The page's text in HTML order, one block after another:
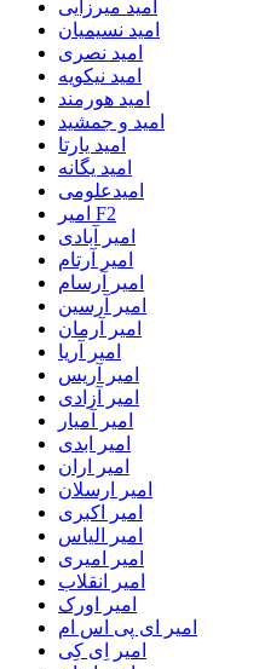
امید میرزایی
امید نسیمیان
امید نصری
امید نیکویه
امید هورمند
امید و جمشید
امید یارتا
امید یگانه
امیدعلومی
امیر F2
امیر آبادی
امیر آرتام
امیر آرسام
امیر آرسین
امیر آرمان
امیر آریا
امیر آریس
امیر آزادی
امیر آمیار
امیر ابدی
امیر اران
امیر ارسلان
امیر اکبری
امیر الیاس
امیر امیری
امیر انقلاب
امیر اورک
امیر ای پی اس ام
امیر اِی کِی